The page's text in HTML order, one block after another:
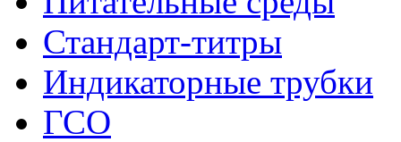
Стандарт-титры
Индикаторные трубки
ГСО